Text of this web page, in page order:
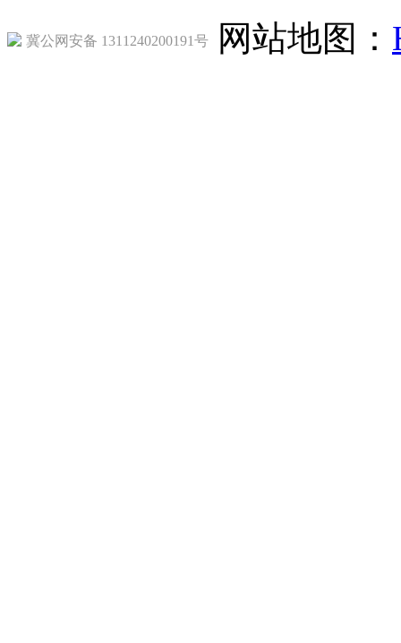
冀公网安备 1311240200191号 网站地图：